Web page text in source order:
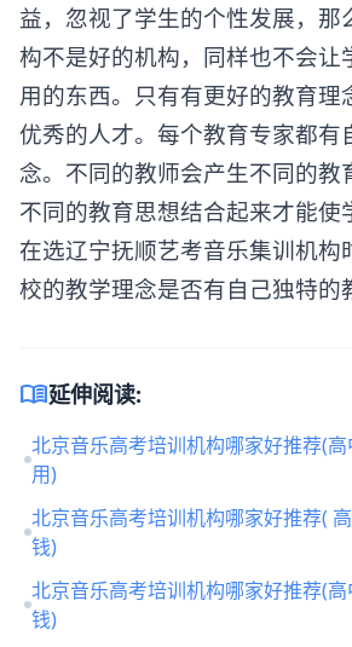
益，忽视了学生的个性发展，那
构不是好的机构，同样也不会让
用的东西。只有有更好的教育理
优秀的人才。每个教育专家都有
念。不同的教师会产生不同的教
不同的教育思想结合起来才能使
在选辽宁抚顺艺考音乐集训机构
校的教学理念是否有自己独特的
menu_book延伸阅读:
北京音乐高考培训机构哪家好推荐(
用)
北京音乐高考培训机构哪家好推荐(
钱)
北京音乐高考培训机构哪家好推荐(
钱)